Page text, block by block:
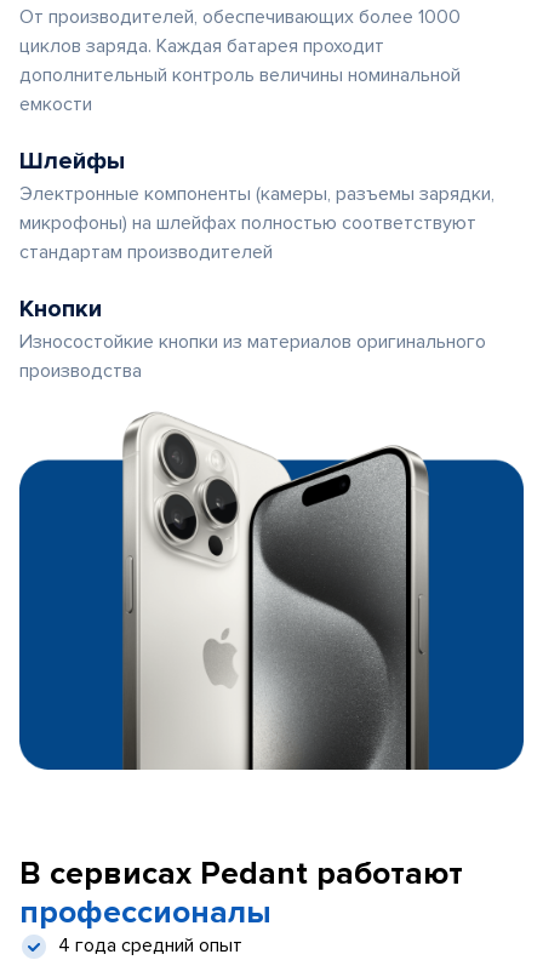
От производителей, обеспечивающих более 1000
циклов заряда. Каждая батарея проходит
дополнительный контроль величины номинальной
емкости
Шлейфы
Электронные компоненты (камеры, разъемы зарядки,
микрофоны) на шлейфах полностью соответствуют
стандартам производителей
Кнопки
Износостойкие кнопки из материалов оригинального
производства
В сервисах Pedant работают
профессионалы
4 года средний опыт